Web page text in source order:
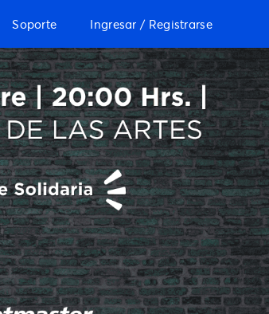
Soporte Ingresar / Registrarse